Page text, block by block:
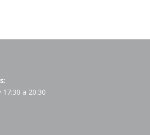
17:30 a 20:30